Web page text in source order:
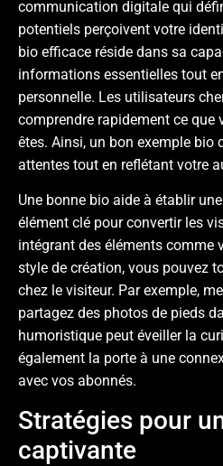
communication digitale qui
potentiels perçoivent votre
bio efficace réside dans sa
informations essentielles tout
personnelle. Les utilisateurs
comprendre rapidement ce que
êtes. Ainsi, un bon exemple bio
attentes tout en reflétant votre
Une bonne bio aide à établir une
élément clé pour convertir les
intégrant des éléments comme
style de création, vous pouvez
chez le visiteur. Par exemple,
partagez des photos de pieds
humoristique peut éveiller la
également la porte à une
avec vos abonnés.
Stratégies pour
captivante